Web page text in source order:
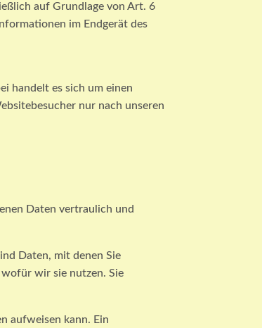
auf Grundlage von Art. 6
im Endgerät des
handelt es sich um einen
nur nach unseren
Daten vertraulich und
Daten, mit denen Sie
wir sie nutzen. Sie
aufweisen kann. Ein